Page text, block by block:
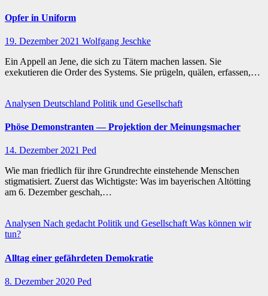
Opfer in Uniform
19. Dezember 2021 Wolfgang Jeschke
Ein Appell an Jene, die sich zu Tätern machen lassen. Sie
exekutieren die Order des Systems. Sie prügeln, quälen, erfassen,…
Analysen Deutschland Politik und Gesellschaft
Phöse Demonstranten — Projektion der Meinungsmacher
14. Dezember 2021 Ped
Wie man friedlich für ihre Grundrechte einstehende Menschen
stigmatisiert. Zuerst das Wichtigste: Was im bayerischen Altötting
am 6. Dezember geschah,…
Analysen Nach gedachtPolitik und GesellschaftWas können wir
tun?
Alltag einer gefährdeten Demokratie
8. Dezember 2020 Ped